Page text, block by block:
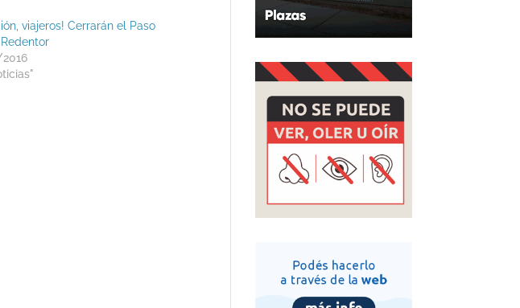
viajeros! Cerrarán el Paso